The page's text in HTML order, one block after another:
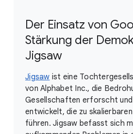
Der Einsatz von
Stärkung der
Jigsaw
Jigsaw ist eine
von Alphabet Inc., die
Gesellschaften erforscht und
entwickelt, die zu
führen. Jigsaw befasst sich